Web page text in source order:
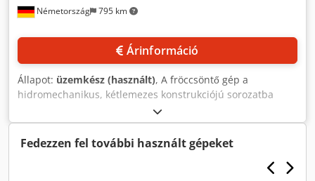
Németország 795 km
Árinformáció
Állapot: üzemkész (használt), A fröccsöntő gép a
hidromechanikus, kétlemezes konstrukciójú sorozatba
tartozik, záróerő: 550 tonna, üzemi óraszám: kb. 80 óra,
Krauss Maffei KM 250/LRX-S 250 típusú anyagkezelővel. A
gép helyszíni megtekintése lehetséges, a gép Mexikóban
Fedezzen fel további használt gépeket